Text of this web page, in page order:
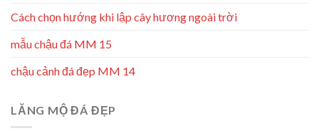
Cách chọn hướng khi lập cây hương ngoài trời
mẫu chậu đá MM 15
chậu cảnh đá đẹp MM 14
LĂNG MỘ ĐÁ ĐẸP